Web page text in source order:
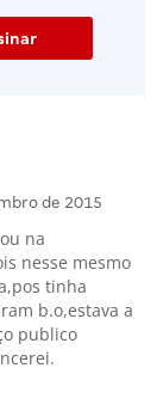
de 2015
na
nesse mesmo
tinha
b.o,estava a
publico